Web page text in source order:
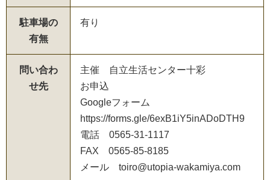
駐車場の
有無
有り
問い合わ
せ先
主催 自立生活センター十彩
お申込
Googleフォーム
https://forms.gle/6exB1iY5inADoDTH9
電話 0565-31-1117
FAX 0565-85-8185
メール toiro@utopia-wakamiya.com